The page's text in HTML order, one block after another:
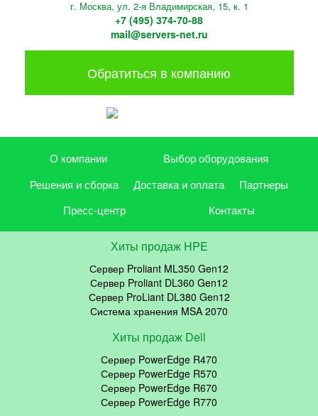
г. Москва, ул. 2-я Владимирская, 15, к. 1
+7 (495) 374-70-88
mail@servers-net.ru
Обратиться в компанию
О компании
Выбор оборудования
Решения и сборка
Доставка и оплата
Партнеры
Пресс-центр
Контакты
Хиты продаж HPE
Сервер Proliant ML350 Gen12
Сервер Proliant DL360 Gen12
Сервер ProLiant DL380 Gen12
Система хранения MSA 2070
Хиты продаж Dell
Сервер PowerEdge R470
Сервер PowerEdge R570
Сервер PowerEdge R670
Сервер PowerEdge R770